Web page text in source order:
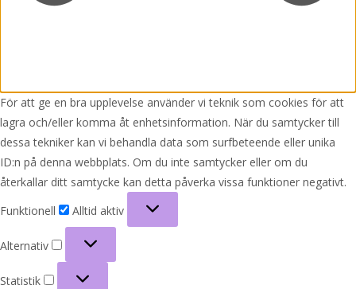
För att ge en bra upplevelse använder vi teknik som cookies för att
lagra och/eller komma åt enhetsinformation. När du samtycker till
dessa tekniker kan vi behandla data som surfbeteende eller unika
ID:n på denna webbplats. Om du inte samtycker eller om du
återkallar ditt samtycke kan detta påverka vissa funktioner negativt.
Funktionell
Alltid aktiv
Alternativ
Statistik